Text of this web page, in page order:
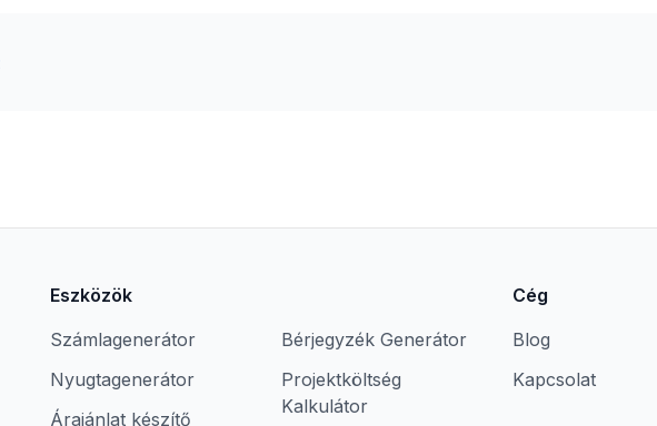
Eszközök
Számlagenerátor
Nyugtagenerátor
Árajánlat készítő
Bérjegyzék Generátor
Projektköltség
Kalkulátor
Cég
Blog
Kapcsolat